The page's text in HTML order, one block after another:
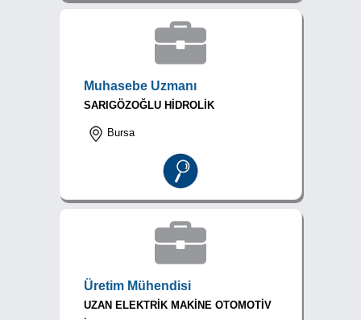
Muhasebe Uzmanı
SARIGÖZOĞLU HİDROLİK
Bursa
Üretim Mühendisi
UZAN ELEKTRİK MAKİNE OTOMOTİV